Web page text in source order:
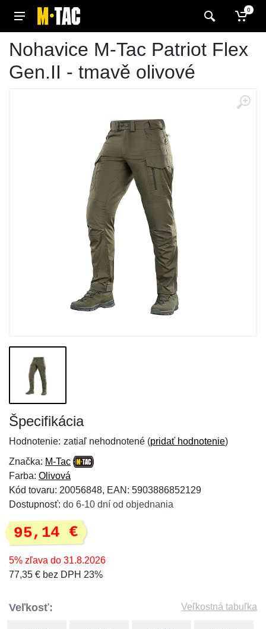
0
Nohavice M-Tac Patriot Flex
Gen.II - tmavě olivové
Špecifikácia
Hodnotenie: zatiaľ nehodnotené (pridať hodnotenie)
Značka: M-Tac
Farba: Olivová
Kód tovaru: 20056848, EAN: 5903886852129
Dostupnosť: do 6-10 dní od objednania
95,14 €
5% zľava do 31.8.2026
77,35 € bez DPH 23%
Veľkosť: Veľkostná tabuľka